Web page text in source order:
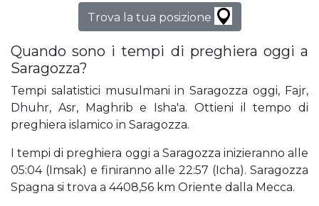
Trova la tua posizione
Quando sono i tempi di preghiera oggi a
Saragozza?
Tempi salatistici musulmani in Saragozza oggi, Fajr,
Dhuhr, Asr, Maghrib e Isha'a. Ottieni il tempo di
preghiera islamico in Saragozza.
I tempi di preghiera oggi a Saragozza inizieranno alle
05:04 (Imsak) e finiranno alle 22:57 (Icha). Saragozza
Spagna si trova a 4408,56 km Oriente dalla Mecca.